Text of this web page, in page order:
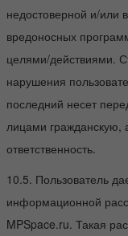
недостоверной и/или
вредоносных
целями/действиями.
нарушения
последний несет
лицами гражданскую,
ответственность.
10.5. Пользователь
информационной
MPSpace.ru. Такая